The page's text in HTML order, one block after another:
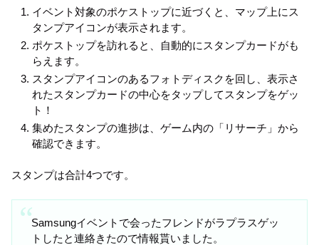
イベント対象のポケストップに近づくと、マップ上にス
タンプアイコンが表示されます。
ポケストップを訪れると、自動的にスタンプカードがも
らえます。
スタンプアイコンのあるフォトディスクを回し、表示さ
れたスタンプカードの中心をタップしてスタンプをゲッ
ト！
集めたスタンプの進捗は、ゲーム内の「リサーチ」から
確認できます。
スタンプは合計4つです。
Samsungイベントで会ったフレンドがラプラスゲッ
トしたと連絡きたので情報貰いました。